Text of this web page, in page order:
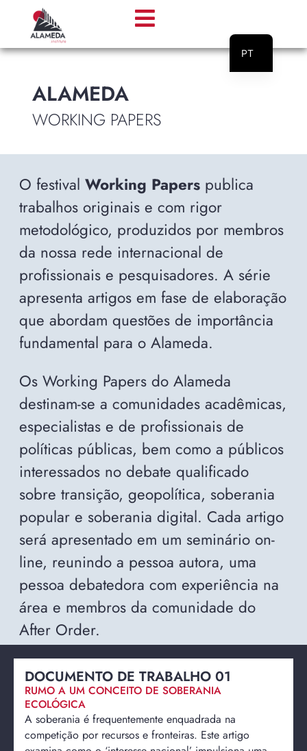
ALAMEDA
WORKING PAPERS
O festival Working Papers publica
trabalhos originais e com rigor
metodológico, produzidos por membros
da nossa rede internacional de
profissionais e pesquisadores. A série
apresenta artigos em fase de elaboração
que abordam questões de importância
fundamental para o Alameda.
Os Working Papers do Alameda
destinam-se a comunidades acadêmicas,
especialistas e de profissionais de
políticas públicas, bem como a públicos
interessados no debate qualificado
sobre transição, geopolítica, soberania
popular e soberania digital. Cada artigo
será apresentado em um seminário on-
line, reunindo a pessoa autora, uma
pessoa debatedora com experiência na
área e membros da comunidade do
After Order.
DOCUMENTO DE TRABALHO 01
RUMO A UM CONCEITO DE SOBERANIA
ECOLÓGICA
A soberania é frequentemente enquadrada na
competição por recursos e fronteiras. Este artigo
PT
EN